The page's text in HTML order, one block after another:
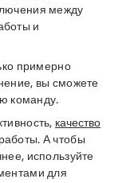
между
и
примерно
вы сможете
команду.
качество
А чтобы
используйте
для